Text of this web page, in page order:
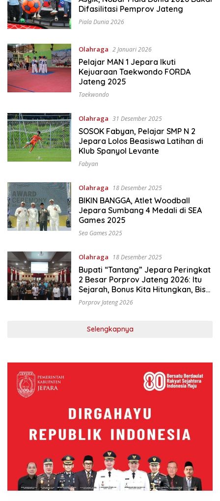
Difasilitasi Pemprov Jateng
Piala Dunia 2026
Olahraga 2 Januari 2026
Pelajar MAN 1 Jepara Ikuti
Kejuaraan Taekwondo FORDA
Jateng 2025
Taekwondo
Olahraga 31 Desember 2025
SOSOK Fabyan, Pelajar SMP N 2
Jepara Lolos Beasiswa Latihan di
Klub Spanyol Levante
Fabyan
Olahraga 18 Desember 2025
BIKIN BANGGA, Atlet Woodball
Jepara Sumbang 4 Medali di SEA
Games 2025
Sea Games 2025
Olahraga 18 Desember 2025
Bupati “Tantang” Jepara Peringkat
2 Besar Porprov Jateng 2026: Itu
Sejarah, Bonus Kita Hitungkan, Bisa
Dilebihkan
Porprov Jateng 2026
Selengkapnya